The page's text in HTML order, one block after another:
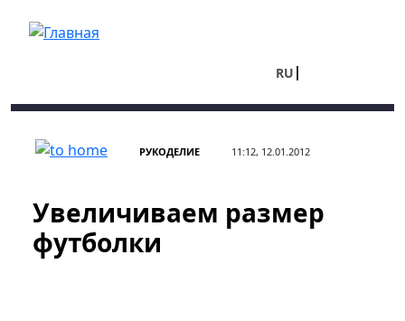
RU
РУКОДЕЛИЕ 11:12, 12.01.2012
Увеличиваем размер
футболки